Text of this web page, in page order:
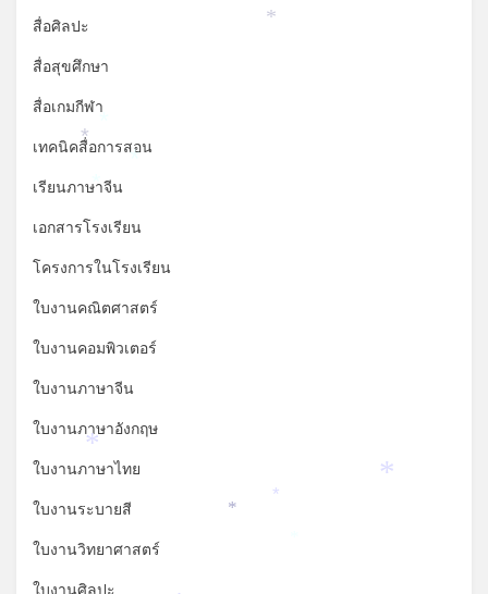
สื่อศิลปะ
สื่อสุขศึกษา
สื่อเกมกีฬา
เทคนิคสื่อการสอน
เรียนภาษาจีน
เอกสารโรงเรียน
โครงการในโรงเรียน
ใบงานคณิตศาสตร์
ใบงานคอมพิวเตอร์
ใบงานภาษาจีน
ใบงานภาษาอังกฤษ
ใบงานภาษาไทย
ใบงานระบายสี
ใบงานวิทยาศาสตร์
*
*
*
*